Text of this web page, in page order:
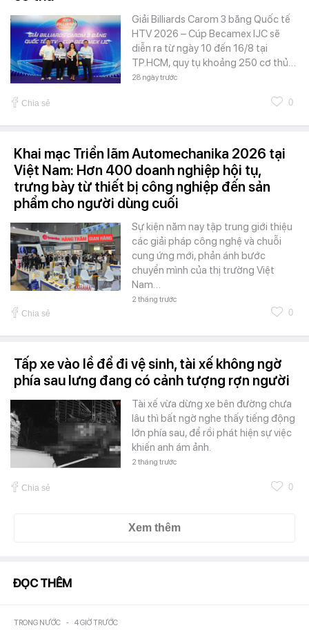
Giải Billiards Carom 3 băng Quốc tế
HTV 2026 – Cúp Becamex IJC sẽ
diễn ra từ ngày 10 đến 16/8 tại
TP.HCM, quy tụ khoảng 250 cơ thủ…
28 ngày trước
Chia sẻ 0
Khai mạc Triển lãm Automechanika 2026 tại
Việt Nam: Hơn 400 doanh nghiệp hội tụ,
trưng bày từ thiết bị công nghiệp đến sản
phẩm cho người dùng cuối
Sự kiện năm nay tập trung giới thiệu
các giải pháp công nghệ và chuỗi
cung ứng mới, phản ánh bước
chuyển mình của thị trường Việt
Nam…
2 tháng trước
Chia sẻ 0
Tấp xe vào lề để đi vệ sinh, tài xế không ngờ
phía sau lưng đang có cảnh tượng rợn người
Tài xế vừa dừng xe bên đường chưa
lâu thì bất ngờ nghe thấy tiếng động
lớn phía sau, để rồi phát hiện sự việc
khiến anh ám ảnh.
2 tháng trước
Chia sẻ 0
Xem thêm
ĐỌC THÊM
TRONG NƯỚC - 4 GIỜ TRƯỚC